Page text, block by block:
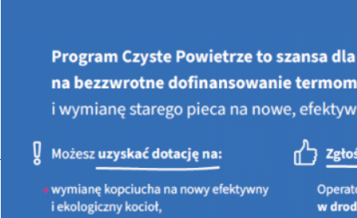
Jesteś tutaj:STRONA GŁÓWNA
ROZSTRZYGNIĘTE KONKURSY
Wyniki konkursu pn. „Kampania informacyjno-edukacyjna pn.
Dobra energia - zdrowy klimat”.